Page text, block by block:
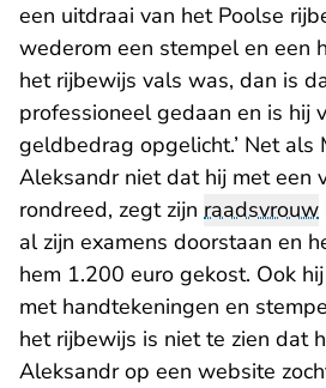
een uitdraai van het Poolse
wederom een stempel en een
het rijbewijs vals was, dan is
professioneel gedaan en is hij
geldbedrag opgelicht.’ Net als
Aleksandr niet dat hij met een
rondreed, zegt zijn raadsvrouw
al zijn examens doorstaan en
hem 1.200 euro gekost. Ook
met handtekeningen en
het rijbewijs is niet te zien dat
Aleksandr op een website